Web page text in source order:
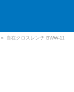
» 自在クロスレンチ BWW-11